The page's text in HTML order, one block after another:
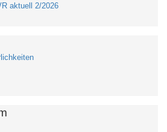
aktuell 2/2026